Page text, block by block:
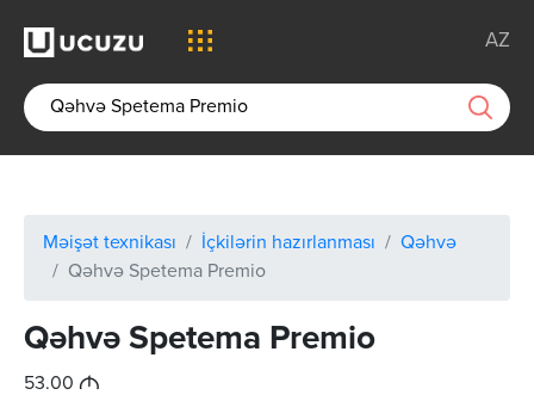
AZ
Məişət texnikası İçkilərin hazırlanması
Qəhvə
Qəhvə Spetema Premio
Qəhvə Spetema Premio
53.00 M